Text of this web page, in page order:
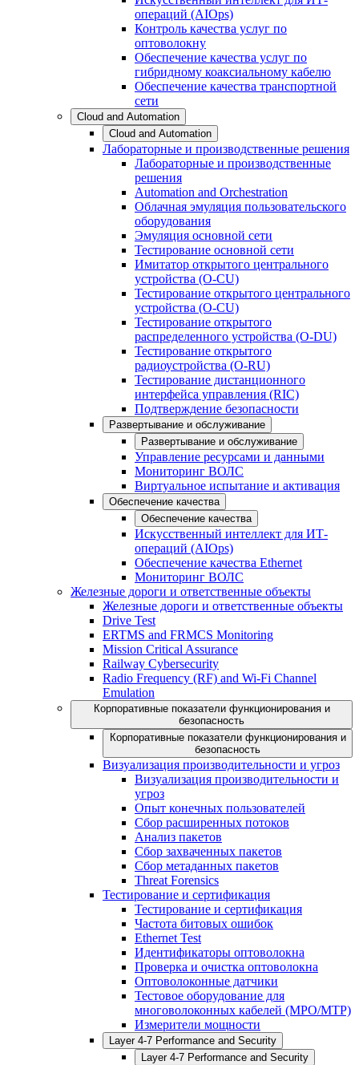
операций (AIOps)
Контроль качества услуг по
оптоволокну
Обеспечение качества услуг по
гибридному коаксиальному кабелю
Обеспечение качества транспортной
сети
Cloud and Automation
Cloud and Automation
Лабораторные и производственные решения
Лабораторные и производственные
решения
Automation and Orchestration
Облачная эмуляция пользовательского
оборудования
Эмуляция основной сети
Тестирование основной сети
Имитатор открытого центрального
устройства (O-CU)
Тестирование открытого центрального
устройства (O-CU)
Тестирование открытого
распределенного устройства (O-DU)
Тестирование открытого
радиоустройства (O-RU)
Тестирование дистанционного
интерфейса управления (RIC)
Подтверждение безопасности
Развертывание и обслуживание
Развертывание и обслуживание
Управление ресурсами и данными
Мониторинг ВОЛС
Виртуальное испытание и активация
Обеспечение качества
Обеспечение качества
Искусственный интеллект для ИТ-
операций (AIOps)
Обеспечение качества Ethernet
Мониторинг ВОЛС
Железные дороги и ответственные объекты
Железные дороги и ответственные объекты
Drive Test
ERTMS and FRMCS Monitoring
Mission Critical Assurance
Railway Cybersecurity
Radio Frequency (RF) and Wi-Fi Channel
Emulation
Корпоративные показатели функционирования и
безопасность
Корпоративные показатели функционирования и
безопасность
Визуализация производительности и угроз
Визуализация производительности и
угроз
Опыт конечных пользователей
Сбор расширенных потоков
Анализ пакетов
Сбор захваченных пакетов
Сбор метаданных пакетов
Threat Forensics
Тестирование и сертификация
Тестирование и сертификация
Частота битовых ошибок
Ethernet Test
Идентификаторы оптоволокна
Проверка и очистка оптоволокна
Оптоволоконные датчики
Тестовое оборудование для
многоволоконных кабелей (MPO/MTP)
Измерители мощности
Layer 4-7 Performance and Security
Layer 4-7 Performance and Security